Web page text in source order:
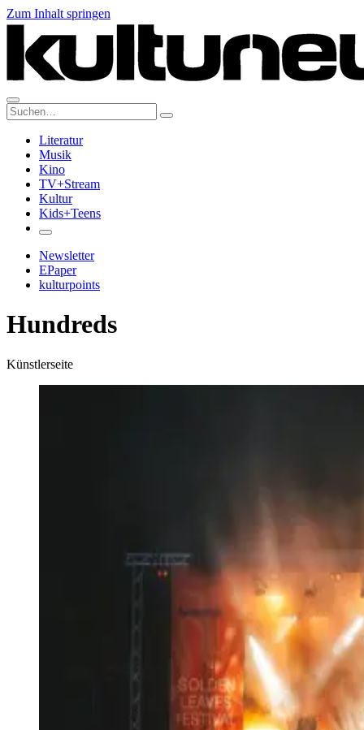
Zum Inhalt springen
Suche:
Literatur
Musik
Kino
TV+Stream
Kultur
Kids+Teens
Newsletter
EPaper
kulturpoints
Hundreds
Künstlerseite